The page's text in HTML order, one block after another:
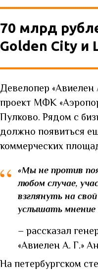
70 млрд
Golden City и
Девелопер «Авиелен
проект МФК
Пулково. Рядом с
должно появиться
коммерческих
«Мы не против
любом случае,
взглянуть на
услышать мнение
– рассказал
«Авиелен А. Г.»
На петербургском